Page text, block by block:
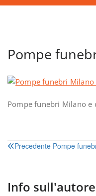
Pompe
Pompe funebri Milano e
Navigazione
Precedente Pompe
Info sull'autore